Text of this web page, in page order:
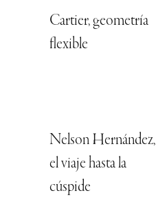
Cartier, geometría
flexible
Nelson Hernández,
el viaje hasta la
cúspide